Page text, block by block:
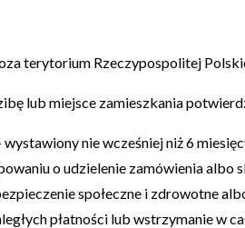
terytorium Rzeczypospolitej
lub miejsce zamieszkania
nie wcześniej niż 6
o udzielenie zamówienia albo
społeczne i zdrowotne
płatności lub wstrzymanie w